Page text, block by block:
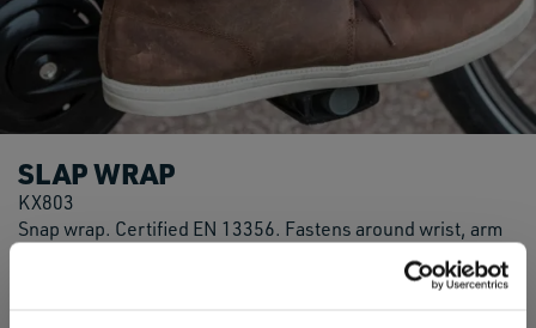
SLAP WRAP
KX803
Snap wrap. Certified EN 13356. Fastens around wrist, arm
or ankle. Ideal for cyclists and joggers. Dimensions : 34cm.